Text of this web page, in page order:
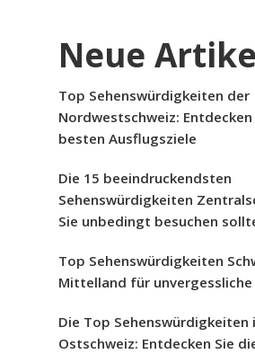
Neue
Top Sehenswürdigkeiten der
Nordwestschweiz: Entdecken
besten Ausflugsziele
Die 15 beeindruckendsten
Sehenswürdigkeiten
Sie unbedingt besuchen
Top Sehenswürdigkeiten
Mittelland für unvergessliche
Die Top Sehenswürdigkeiten
Ostschweiz: Entdecken Sie